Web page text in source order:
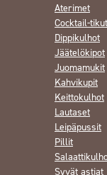
Aterimet
Cocktail-tikut
Dippikulhot
Jäätelökipot
Juomamukit
Kahvikupit
Keittokulhot
Lautaset
Leipäpussit
Pillit
Syvät astiat